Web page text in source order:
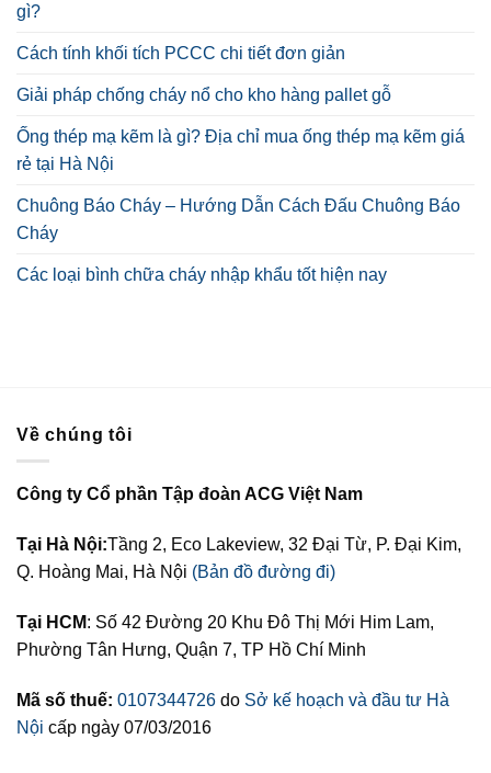
gì?
Cách tính khối tích PCCC chi tiết đơn giản
Giải pháp chống cháy nổ cho kho hàng pallet gỗ
Ống thép mạ kẽm là gì? Địa chỉ mua ống thép mạ kẽm giá
rẻ tại Hà Nội
Chuông Báo Cháy – Hướng Dẫn Cách Đấu Chuông Báo
Cháy
Các loại bình chữa cháy nhập khẩu tốt hiện nay
Về chúng tôi
Công ty Cổ phần Tập đoàn ACG Việt Nam
Tại Hà Nội:Tầng 2, Eco Lakeview, 32 Đại Từ, P. Đại Kim,
Q. Hoàng Mai, Hà Nội (Bản đồ đường đi)
Tại HCM: Số 42 Đường 20 Khu Đô Thị Mới Him Lam,
Phường Tân Hưng, Quận 7, TP Hồ Chí Minh
Mã số thuế: 0107344726 do Sở kế hoạch và đầu tư Hà
Nội cấp ngày 07/03/2016